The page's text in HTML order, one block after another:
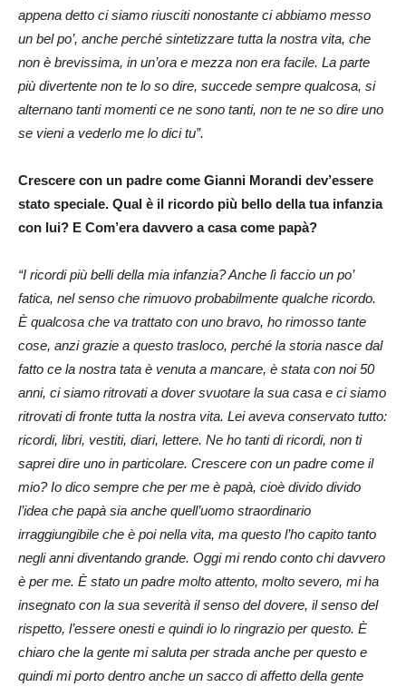
appena detto ci siamo riusciti nonostante ci abbiamo messo
un bel po’, anche perché sintetizzare tutta la nostra vita, che
non è brevissima, in un’ora e mezza non era facile. La parte
più divertente non te lo so dire, succede sempre qualcosa, si
alternano tanti momenti ce ne sono tanti, non te ne so dire uno
se vieni a vederlo me lo dici tu”.
Crescere con un padre come Gianni Morandi dev’essere
stato speciale. Qual è il ricordo più bello della tua infanzia
con lui? E Com’era davvero a casa come papà?
“I ricordi più belli della mia infanzia? Anche lì faccio un po’
fatica, nel senso che rimuovo probabilmente qualche ricordo.
È qualcosa che va trattato con uno bravo, ho rimosso tante
cose, anzi grazie a questo trasloco, perché la storia nasce dal
fatto ce la nostra tata è venuta a mancare, è stata con noi 50
anni, ci siamo ritrovati a dover svuotare la sua casa e ci siamo
ritrovati di fronte tutta la nostra vita. Lei aveva conservato tutto:
ricordi, libri, vestiti, diari, lettere. Ne ho tanti di ricordi, non ti
saprei dire uno in particolare. Crescere con un padre come il
mio? Io dico sempre che per me è papà, cioè divido divido
l’idea che papà sia anche quell’uomo straordinario
irraggiungibile che è poi nella vita, ma questo l’ho capito tanto
negli anni diventando grande. Oggi mi rendo conto chi davvero
è per me. È stato un padre molto attento, molto severo, mi ha
insegnato con la sua severità il senso del dovere, il senso del
rispetto, l’essere onesti e quindi io lo ringrazio per questo. È
chiaro che la gente mi saluta per strada anche per questo e
quindi mi porto dentro anche un sacco di affetto della gente